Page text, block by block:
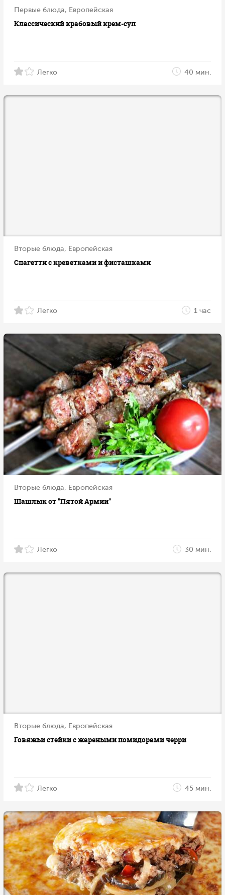
Первые блюда, Европейская
Классический крабовый крем-суп
Легко 40 мин.
Вторые блюда, Европейская
Спагетти с креветками и фисташками
Легко 1 час
Вторые блюда, Европейская
Шашлык от "Пятой Армии"
Легко 30 мин.
Вторые блюда, Европейская
Говяжьи стейки с жареными помидорами черри
Легко 45 мин.